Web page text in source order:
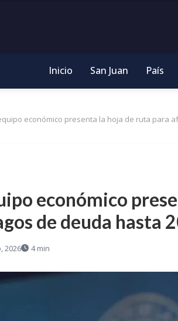
Inicio San Juan País
económico presenta la hoja de ruta para
económico
de deuda hasta
2026 4 min